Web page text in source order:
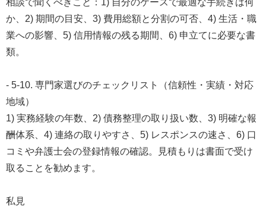
相談で聞くべきこと：1) 自分のケースで最適な手続きは何
か、2) 期間の目安、3) 費用総額と分割の可否、4) 生活・職
業への影響、5) 信用情報の残る期間、6) 申立てに必要な書
類。
- 5-10. 専門家選びのチェックリスト（信頼性・実績・対応
地域）
1) 実務経験の年数、2) 債務整理の取り扱い数、3) 明確な報
酬体系、4) 連絡の取りやすさ、5) レスポンスの速さ、6) 口
コミや弁護士会の登録情報の確認。見積もりは書面で受け
取ることを勧めます。
私見